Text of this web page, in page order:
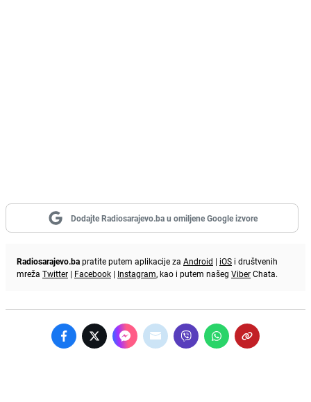
Dodajte Radiosarajevo.ba u omiljene Google izvore
Radiosarajevo.bapratite putem aplikacije za Android | iOS i društvenih
mreža Twitter | Facebook | Instagram, kao i putem našeg ViberChata.